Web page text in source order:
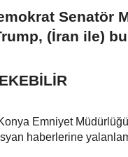
Senatör
(İran ile) bu
Emniyet
haberlerine